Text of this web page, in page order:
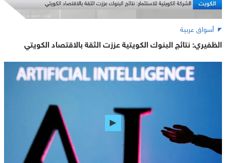
أسواق عربية
الظفيري: نتائج البنوك الكويتية عززت الثقة بالاقتصاد الكويتي